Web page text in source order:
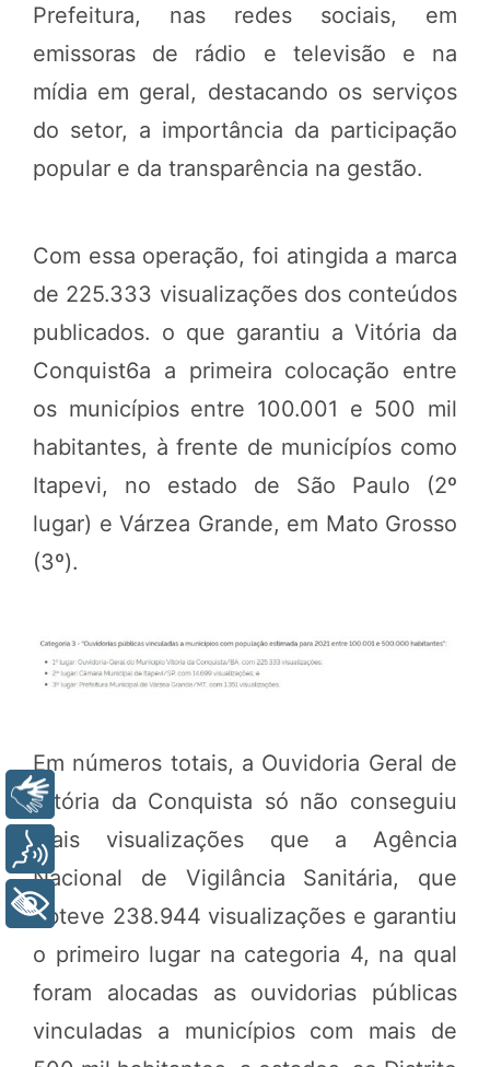
Prefeitura, nas redes sociais, em
emissoras de rádio e televisão e na
mídia em geral, destacando os serviços
do setor, a importância da participação
popular e da transparência na gestão.
Com essa operação, foi atingida a marca
de 225.333 visualizações dos conteúdos
publicados. o que garantiu a Vitória da
Conquist6a a primeira colocação entre
os municípios entre 100.001 e 500 mil
habitantes, à frente de municípíos como
Itapevi, no estado de São Paulo (2º
lugar) e Várzea Grande, em Mato Grosso
(3º).
Em números totais, a Ouvidoria Geral de
Vitória da Conquista só não conseguiu
mais visualizações que a Agência
Nacional de Vigilância Sanitária, que
obteve 238.944 visualizações e garantiu
o primeiro lugar na categoria 4, na qual
foram alocadas as ouvidorias públicas
vinculadas a municípios com mais de
Libras
Voz
+ Acessibilidade